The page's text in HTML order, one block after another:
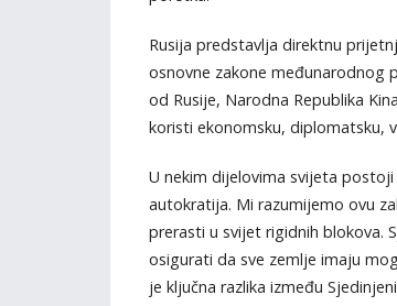
Rusija predstavlja direktnu
osnovne zakone međunarodnog
od Rusije, Narodna Republika
koristi ekonomsku, diplomatsku,
U nekim dijelovima svijeta
autokratija. Mi razumijemo ovu
prerasti u svijet rigidnih blokova.
osigurati da sve zemlje imaju
je ključna razlika između